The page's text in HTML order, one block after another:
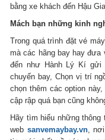
bằng xe khách đến Hậu
Mách bạn những kinh
Trong quá trình đặt vé
mà các hãng bay hay đưa
đến như Hành Lý Kí gửi
chuyến bay, Chọn vị trí
chọn thêm các option
cập rập quá bạn cũng
Hãy tìm hiểu những
web sanvemaybay.vn,